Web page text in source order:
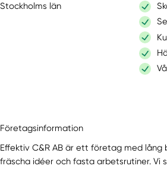
Stockholms län
Företagsinformation
Effektiv C&R AB är ett företag med
fräscha idéer och fasta arbetsrutiner.